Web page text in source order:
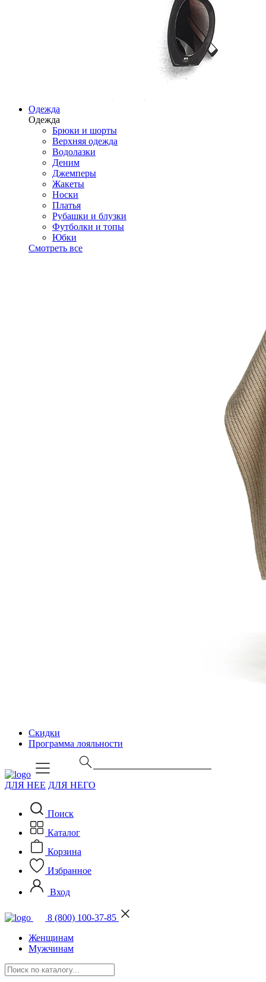
Одежда
Одежда
Брюки и шорты
Верхняя одежда
Водолазки
Деним
Джемперы
Жакеты
Носки
Платья
Рубашки и блузки
Футболки и топы
Юбки
Смотреть все
Скидки
Программа лояльности
ДЛЯ НЕЕ ДЛЯ НЕГО
Поиск
Каталог
Корзина
Избранное
Вход
8 (800) 100-37-85
Женщинам
Мужчинам